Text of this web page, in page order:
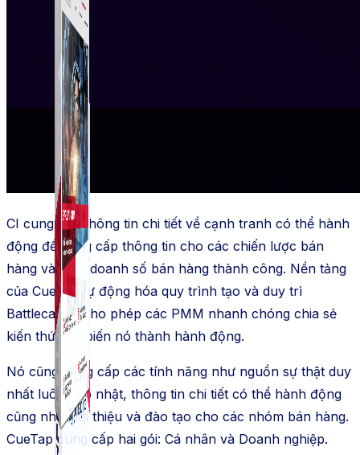
Phần mềm tạo kịch bản bình luận livestream Tiktok
CI cung cấp thông tin chi tiết về cạnh tranh có thể hành
động để cung cấp thông tin cho các chiến lược bán
hàng và tăng doanh số bán hàng thành công. Nền tảng
của CueTap tự động hóa quy trình tạo và duy trì
Battlecards, cho phép các PMM nhanh chóng chia sẻ
kiến ​​thức và biến nó thành hành động.
Nó cũng cung cấp các tính năng như nguồn sự thật duy
nhất luôn cập nhật, thông tin chi tiết có thể hành động
cũng như giới thiệu và đào tạo cho các nhóm bán hàng.
CueTap cung cấp hai gói: Cá nhân và Doanh nghiệp.